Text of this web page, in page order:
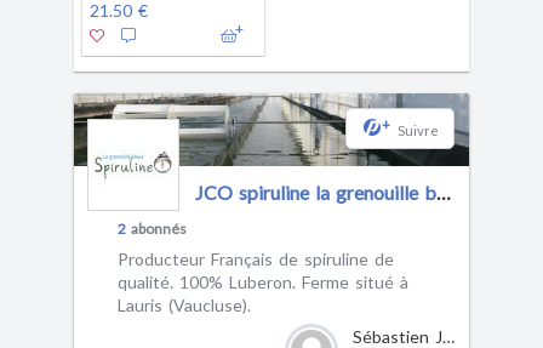
21.50 €
+ Suivre
JCO spiruline la grenouille bleue
2 abonnés
Producteur Français de spiruline de
qualité. 100% Luberon. Ferme situé à
Lauris (Vaucluse).
Sébastien JAUBERT